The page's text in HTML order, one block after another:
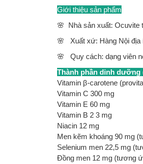
Giới thiệu sản phẩm
🌸 Nhà sản xuất: Ocuvite
🌸 Xuất xứ: Hàng Nội địa
🌸 Quy cách: dạng viên
Thành phần dinh dưỡng
Vitamin β-carotene
Vitamin C 300 mg
Vitamin E 60 mg
Vitamin B 2 3 mg
Niacin 12 mg
Men kẽm khoáng 90 mg
Selenium men 22,5 mg
Đồng men 12 mg (tương